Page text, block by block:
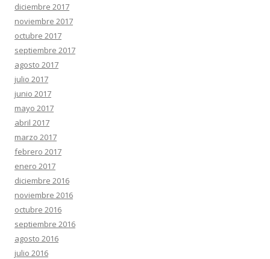
diciembre 2017
noviembre 2017
octubre 2017
septiembre 2017
agosto 2017
julio 2017
junio 2017
mayo 2017
abril 2017
marzo 2017
febrero 2017
enero 2017
diciembre 2016
noviembre 2016
octubre 2016
septiembre 2016
agosto 2016
julio 2016